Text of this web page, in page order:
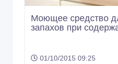
Моющее средство
запахов при
01/10/2015 09:25